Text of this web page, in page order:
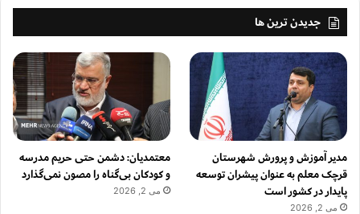
جدیدن ترین ها
مدیر آموزش و پرورش شهرستان
قرچک معلم به عنوان پیشران توسعه
پایدار در کشور است
می 2, 2026
معتمدیان: دشمن حتی حریم مدرسه
و کودکان بی‌گناه را مصون نمی‌گذارد
می 2, 2026